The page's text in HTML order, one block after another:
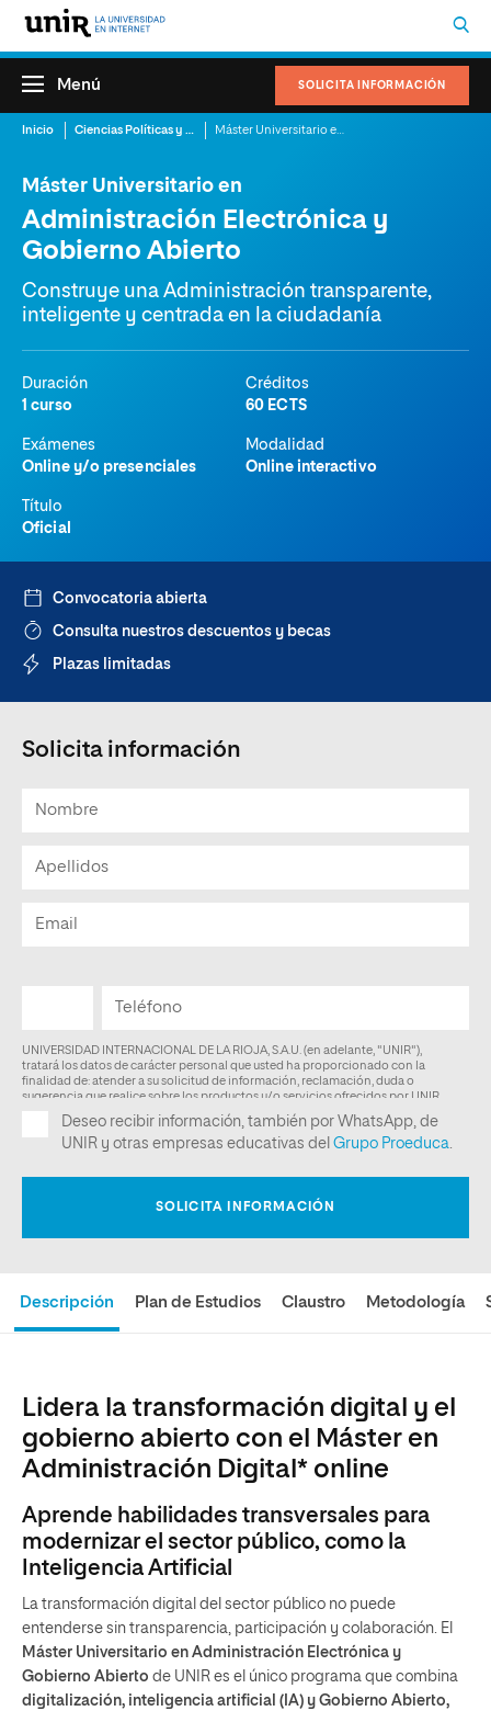
SOLICITA INFORMACIÓN
Menú
Inicio Ciencias Políticas y Relaciones Internacionales
Máster Universitario en
Administración Electrónica y
Gobierno Abierto
Construye una Administración transparente,
inteligente y centrada en la ciudadanía
Duración
1 curso
Créditos
60 ECTS
Exámenes
Online y/o presenciales
Modalidad
Online interactivo
Título
Oficial
Descripción Plan de Estudios Claustro Metodología
Lidera la transformación digital y el
gobierno abierto con el Máster en
Administración Digital* online
Aprende habilidades transversales para
modernizar el sector público, como la
Inteligencia Artificial
La transformación digital del sector público no puede
entenderse sin transparencia, participación y colaboración. El
Máster Universitario en Administración Electrónica y
Gobierno Abierto de UNIR es el único programa que combina
digitalización, inteligencia artificial (IA) y Gobierno Abierto,
Convocatoria abierta
Consulta nuestros descuentos y becas
Plazas limitadas
Solicita información